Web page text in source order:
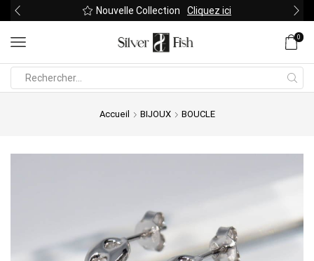
Nouvelle Collection Cliquez ici
0
Accueil BIJOUX BOUCLE